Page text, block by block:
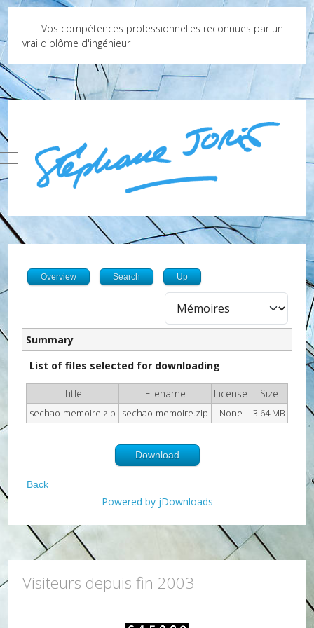
Vos compétences professionnelles reconnues par un
vrai diplôme d'ingénieur
Mobile Menu Toggle
Overview Search Up
Summary
List of files selected for downloading
Title Filename License Size
sechao-memoire.zip sechao-memoire.zip None 3.64 MB
Download
Back
Powered by jDownloads
Visiteurs depuis fin 2003